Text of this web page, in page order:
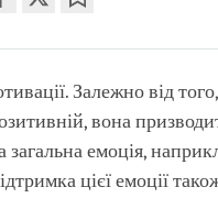
Залежно від
вона
емоція,
цієї емоції